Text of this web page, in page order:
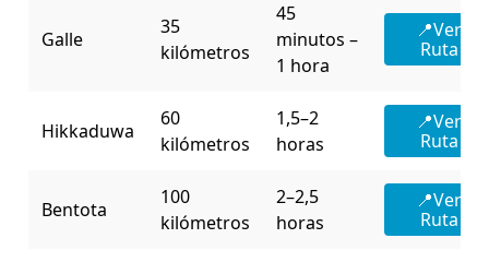
Galle
35
kilómetros
45
minutos –
1 hora
📍Ver
Ruta
Hikkaduwa
60
kilómetros
1,5–2
horas
📍Ver
Ruta
Bentota
100
kilómetros
2–2,5
horas
📍Ver
Ruta